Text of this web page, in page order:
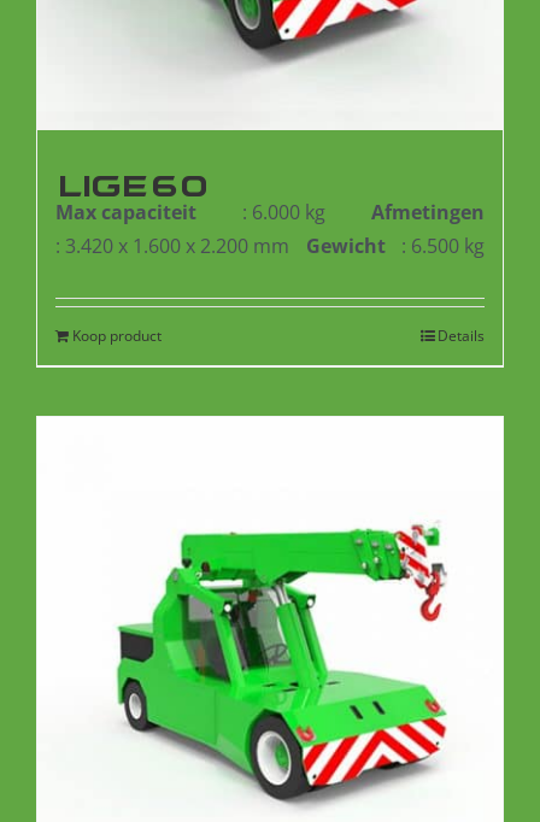
LIGE60
Max capaciteit : 6.000 kg
Afmetingen
: 3.420 x 1.600 x 2.200 mm
Gewicht : 6.500 kg
Koop product Details